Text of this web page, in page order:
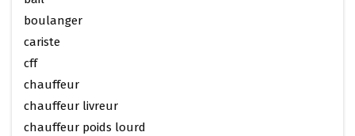
boulanger
cariste
cff
chauffeur
chauffeur livreur
chauffeur poids lourd